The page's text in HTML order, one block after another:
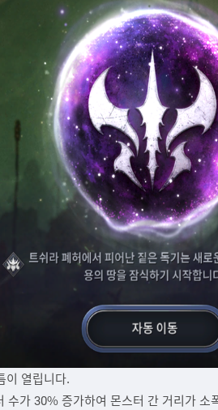
이 열립니다.
가 30% 증가하여 몬스터 간 거리가 소